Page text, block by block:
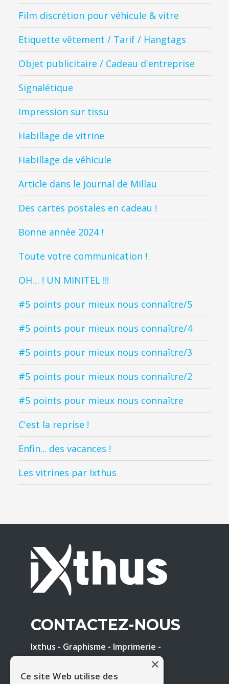
Film discrétion pour véhicule & vitre
Etiquette vêtement / Tarif / Hangtags
Objet publicitaire / Cadeau d'entreprise
Signalétique
Impression sur tissu
Habillage de vitrine
Habillage de véhicule
Article dans le Journal de Millau
Des cartes postales en cadeau !
Bonne année 2024 !
Toute votre communication !
OH… ! UN MINITEL !!!
#5 points pour mieux nous connaître/5
#5 points pour mieux nous connaître/4
#5 points pour mieux nous connaître/3
#5 points pour mieux nous connaître/2
#5 points pour mieux nous connaître
C'est la reprise !
Enfin... des vacances !
Les vitrines par Ixthus
CONTACTEZ-NOUS
Ixthus - Graphisme - Imprimerie -
Enseigne
Tél. : 05 65 61 17 41
×
Ce site Web utilise des